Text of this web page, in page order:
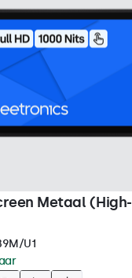
Metaal (High-
U1